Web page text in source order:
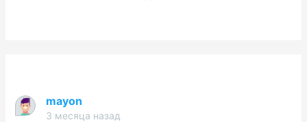
mayon
3 месяца назад